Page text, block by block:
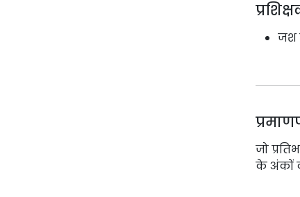
जश
जो
के अंकों